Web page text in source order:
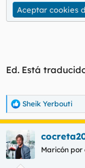
Aceptar cookies
Ed. Está
R
e
a
c
c
i
Sheik Yerbouti
Maricón por